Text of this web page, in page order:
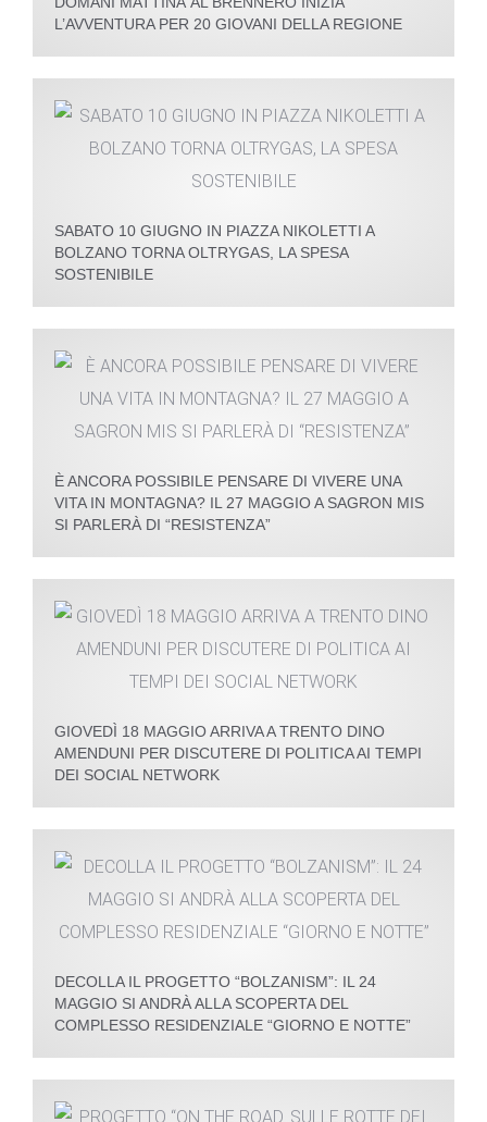
L’AVVENTURA PER 20 GIOVANI DELLA REGIONE
SABATO 10 GIUGNO IN PIAZZA NIKOLETTI A
BOLZANO TORNA OLTRYGAS, LA SPESA
SOSTENIBILE
È ANCORA POSSIBILE PENSARE DI VIVERE UNA
VITA IN MONTAGNA? IL 27 MAGGIO A SAGRON MIS
SI PARLERÀ DI “RESISTENZA”
GIOVEDÌ 18 MAGGIO ARRIVA A TRENTO DINO
AMENDUNI PER DISCUTERE DI POLITICA AI TEMPI
DEI SOCIAL NETWORK
DECOLLA IL PROGETTO “BOLZANISM”: IL 24
MAGGIO SI ANDRÀ ALLA SCOPERTA DEL
COMPLESSO RESIDENZIALE “GIORNO E NOTTE”